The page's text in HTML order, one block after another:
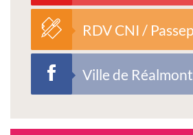
RDV CNI /
Ville de Réalmont